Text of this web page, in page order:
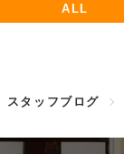
ALL
スタッフブログ